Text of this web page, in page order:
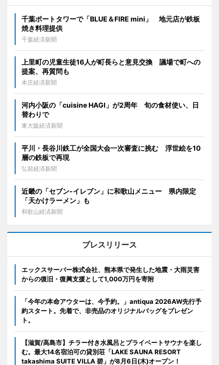
千葉ポートタワーで「BLUE＆FIRE mini」 地元店が鉄板
焼き料理提供
千葉経済新聞
上里町の児童生徒16人が町長らと意見交換 議場で町への
提案、再質問も
本庄経済新聞
河内小阪の「cuisine HAGI」が2周年 旬の食材使い、日
替わりで
東大阪経済新聞
平川・長谷川鉄工が全国大会一次審査に挑む 浮世絵を10
層の鉄板で再現
弘前経済新聞
近畿の「セブン-イレブン」に和歌山メニュー 県内限定
「天かけラーメン」も
和歌山経済新聞
プレスリリース
エックスサーバー株式会社、熊本県で発生した地震・大雨災害
からの復旧・復興支援として1,000万円を寄附
「今年の本命アウターは、今予約。」antiqua 2026AW先行予
約スタート。先着で、非売品のオリジナルバッグをプレゼン
ト。
【滋賀/高島市】チラー付き水風呂とプライベートサウナを楽し
む。最大14名宿泊可の貸別荘「LAKE SAUNA RESORT
takashima SUITE VILLA 碧」が8月6日(木)オープン！